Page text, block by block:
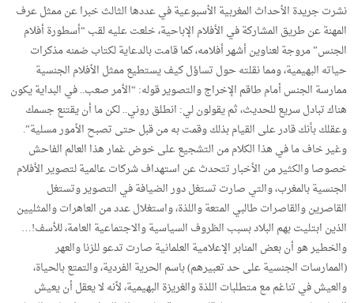
نشرت جريدة الأحداث المغربية الأسبوعية في عددها الثالث خبرا عن ممثل عرف
المهنة عن طريق المشاركة في الأفلام الإباحية، خلعت عليه لقب “أسطورة أفلام
الجنس” مروجة لعناوين أشهر أفلامه، كما قامت بالدعاية لكتاب ضمنه مذكرات
حياته البهيمية، ومما نقلته حول تساؤل كيف يستطيع ممثل الأفلام الجنسية
ممارسة الجنس أمام طاقم الإخراج والتصوير قوله: “الأمر صعب.. في البداية يكون
هناك تبادل سريع للحديث، ثم يقولون لي: انطلق روني.. لكن ما أن يقتنع جسمك
وعقلك بأنك قادر على القيام بذلك وقمت به من قبل حتى تصبح الأمور مسلية”.
وغير خاف ما في هذا الكلام من التشجيع على خوض غمار هذا العالم الفاحش
خصوصا والكثير من الأخبار تتحدث عن استهداف شركات عالمية لتصوير الأفلام
الجنسية بالمغرب، والتي صارت تستغل دور الضيافة في التصوير وتستغل
القاصرين والقاصرات طالبي المتعة واللذة، واستغلال عدد من العاهرات والمثليين
الذين ابتليت بهم البلاد بسبب الظروف السياسية والاجتماعية العامة، للأسف!…
والخطير هو أن بعض المنابر الإعلامية العلمانية صارت تدعو للزنا والعهر
(الممارسات الجنسية على حد تعبيرهم) باسم الحرية الفردية، والتمتع بالحياة،
والعيش في تناغم مع متطلبات اللذة والغريزة البهيمية، لأنه لا يعقل أن يعيش